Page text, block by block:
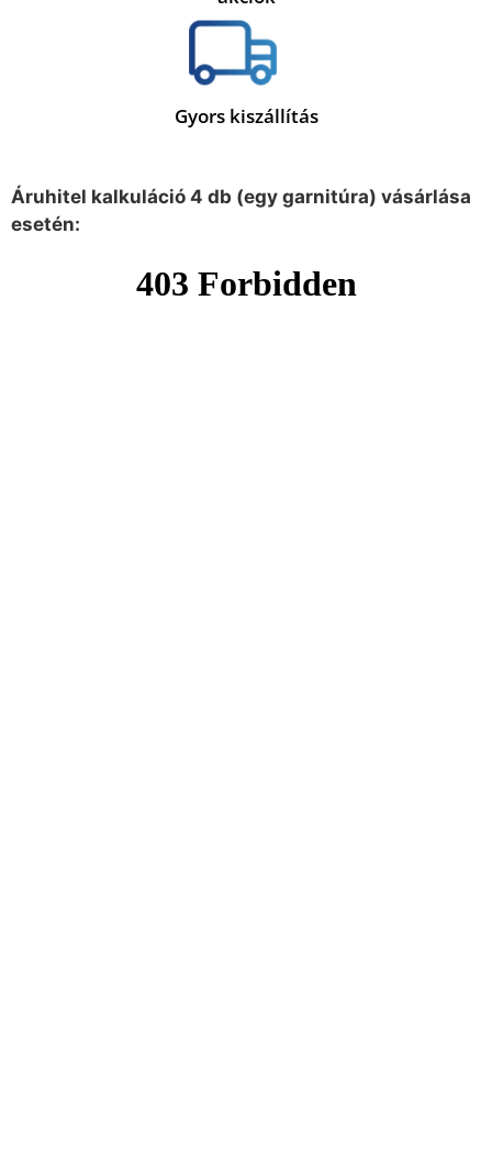
Gyors kiszállítás
Áruhitel kalkuláció 4 db (egy garnitúra) vásárlása
esetén: